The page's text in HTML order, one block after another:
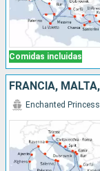
Comidas incluidas
Enchanted Princess